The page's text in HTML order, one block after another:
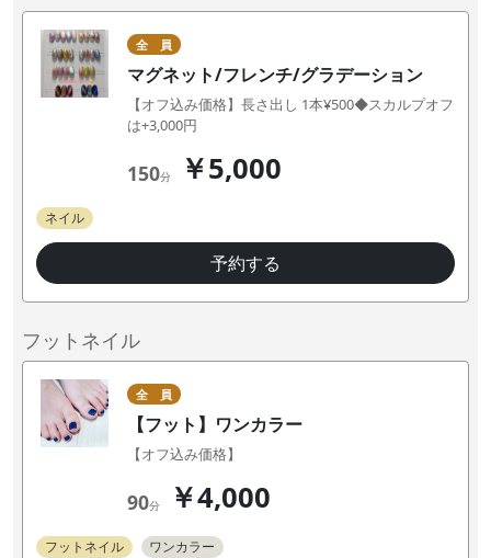
全 員
マグネット/フレンチ/グラデーション
【オフ込み価格】長さ出し 1本¥500◆スカルプオフ
は+3,000円
150分 ￥5,000
ネイル
予約する
フットネイル
全 員
【フット】ワンカラー
【オフ込み価格】
90分 ￥4,000
フットネイル ワンカラー